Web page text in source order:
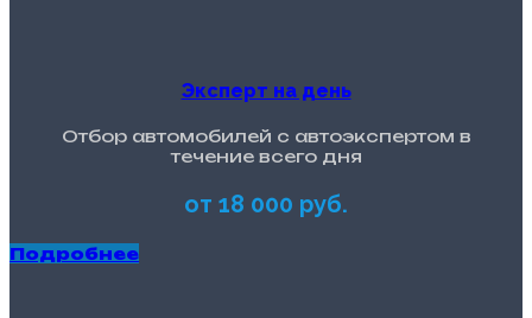
Эксперт на день
Отбор автомобилей с автоэкспертом в
течение всего дня
от 18 000 руб.
Подробнее